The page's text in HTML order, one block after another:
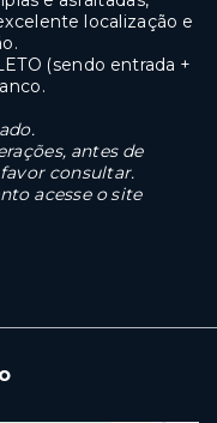
localização e
(sendo entrada +
antes de
consultar.
acesse o site